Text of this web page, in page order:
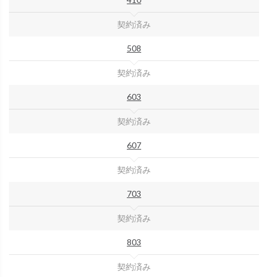
契約済み
508
契約済み
603
契約済み
607
契約済み
703
契約済み
803
契約済み